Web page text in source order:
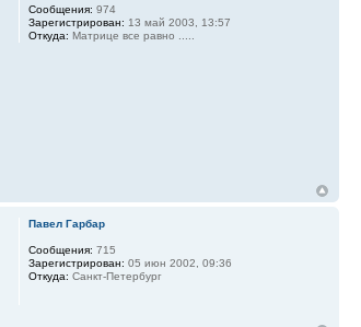
Сообщения: 974
Зарегистрирован: 13 май 2003, 13:57
Откуда: Матрице все равно .....
Павел Гарбар
Сообщения: 715
Зарегистрирован: 05 июн 2002, 09:36
Откуда: Санкт-Петербург